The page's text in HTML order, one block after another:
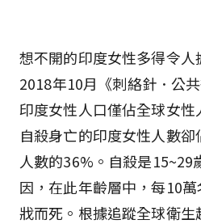
想不開的印度女性多得令
2018年10月《刺絡針．公
印度女性人口僅佔全球女
自殺身亡的印度女性人數
人數的36%。自殺是15~29
因，在此年齡層中，每10
戕而死。根據追蹤全球衛